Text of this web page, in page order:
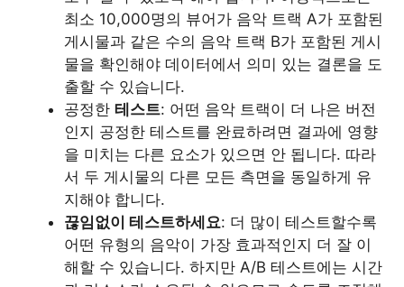
최소 10,000명의 뷰어가 음악 트랙 A가 포함된
게시물과 같은 수의 음악 트랙 B가 포함된 게시
물을 확인해야 데이터에서 의미 있는 결론을 도
출할 수 있습니다.
공정한 테스트: 어떤 음악 트랙이 더 나은 버전
인지 공정한 테스트를 완료하려면 결과에 영향
을 미치는 다른 요소가 있으면 안 됩니다. 따라
서 두 게시물의 다른 모든 측면을 동일하게 유
지해야 합니다.
끊임없이 테스트하세요: 더 많이 테스트할수록
어떤 유형의 음악이 가장 효과적인지 더 잘 이
해할 수 있습니다. 하지만 A/B 테스트에는 시간